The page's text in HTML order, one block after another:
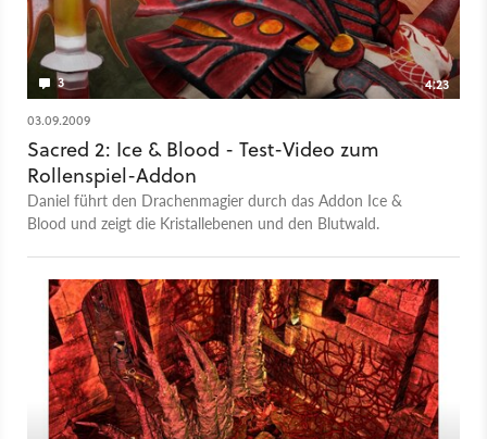
3
4:23
03.09.2009
Sacred 2: Ice & Blood - Test-Video zum
Rollenspiel-Addon
Daniel führt den Drachenmagier durch das Addon Ice &
Blood und zeigt die Kristallebenen und den Blutwald.